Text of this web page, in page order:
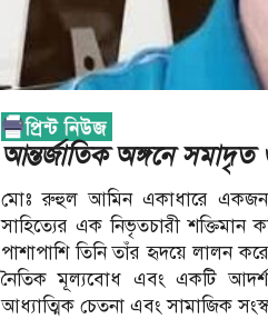
আন্তর্জাতিক অঙ্গনে সমাদৃত
মোঃ রুহুল আমিন একাধারে একজন
সাহিত্যের এক নিভৃতচারী শক্তিমান
পাশাপাশি তিনি তাঁর হৃদয়ে লালন
নৈতিক মূল্যবোধ এবং একটি আদর্শ
আধ্যাত্মিক চেতনা এবং সামাজিক